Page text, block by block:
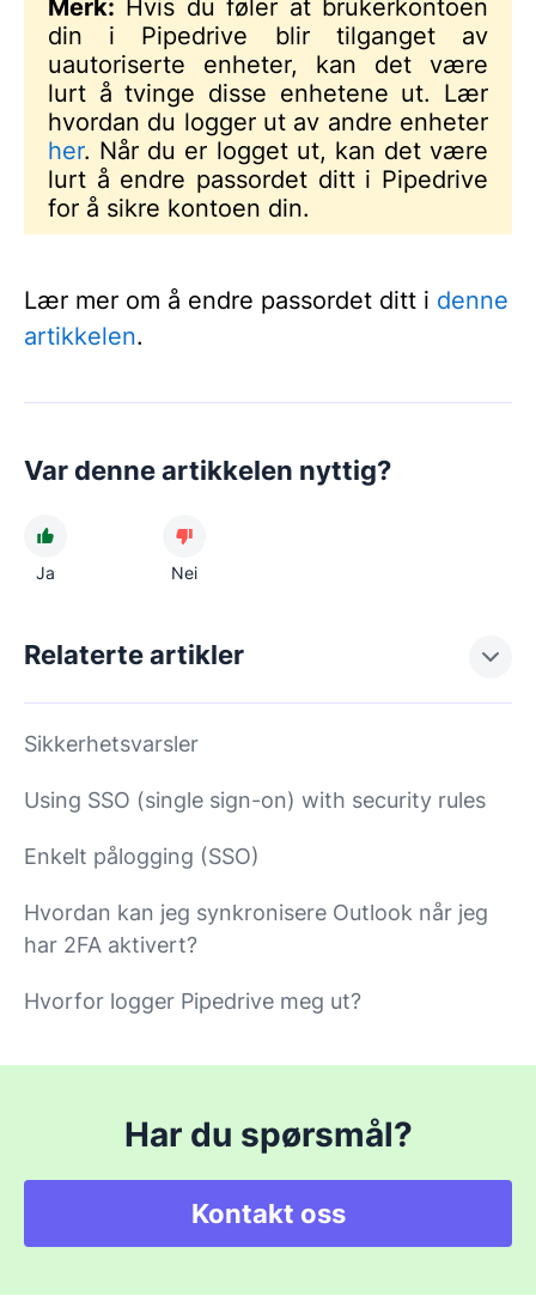
Merk: Hvis du føler at brukerkontoen
din i Pipedrive blir tilganget av
uautoriserte enheter, kan det være
lurt å tvinge disse enhetene ut. Lær
hvordan du logger ut av andre enheter
her. Når du er logget ut, kan det være
lurt å endre passordet ditt i Pipedrive
for å sikre kontoen din.
Lær mer om å endre passordet ditt i denne
artikkelen.
Var denne artikkelen nyttig?
Ja Nei
Relaterte artikler
Sikkerhetsvarsler
Using SSO (single sign-on) with security rules
Enkelt pålogging (SSO)
Hvordan kan jeg synkronisere Outlook når jeg
har 2FA aktivert?
Hvorfor logger Pipedrive meg ut?
Har du spørsmål?
Kontakt oss